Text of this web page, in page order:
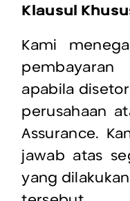
Klausul
Kami
apabila
perusahaan
Assurance.
jawab atas
yang